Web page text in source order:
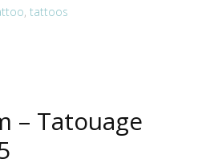
, tattoos
– Tatouage